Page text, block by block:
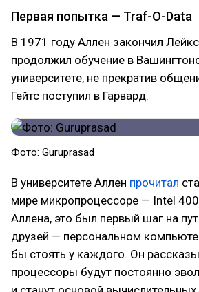
Первая попытка — Traf-O-Data
В 1971 году Аллен закончил
продолжил обучение в
университете, не прекратив
Гейтс поступил в Гарвард.
Фото: Guruprasad
В университете Аллен прочитал
мире микропроцессоре — Intel
Аллена, это был первый шаг на
друзей — персональном
бы стоять у каждого. Он
процессоры будут постоянно